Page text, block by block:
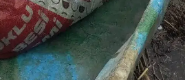
Isparta
Mersin
İstanbul